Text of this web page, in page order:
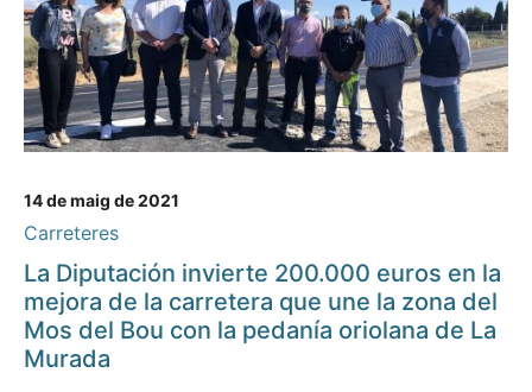
14 de maig de 2021
Carreteres
La Diputación invierte 200.000 euros en la
mejora de la carretera que une la zona del
Mos del Bou con la pedanía oriolana de La
Murada